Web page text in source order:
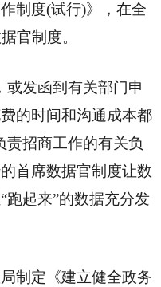
制度(试行)》，在全
官制度。
或发函到有关部门申
的时间和沟通成本都
责招商工作的有关负
首席数据官制度让数
跑起来”的数据充分发
制定《建立健全政务